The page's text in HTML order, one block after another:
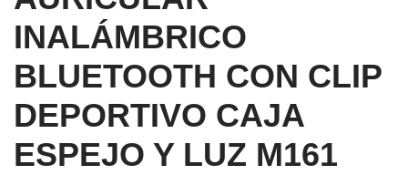
INALÁMBRICO
BLUETOOTH CON CLIP
DEPORTIVO CAJA
ESPEJO Y LUZ M161